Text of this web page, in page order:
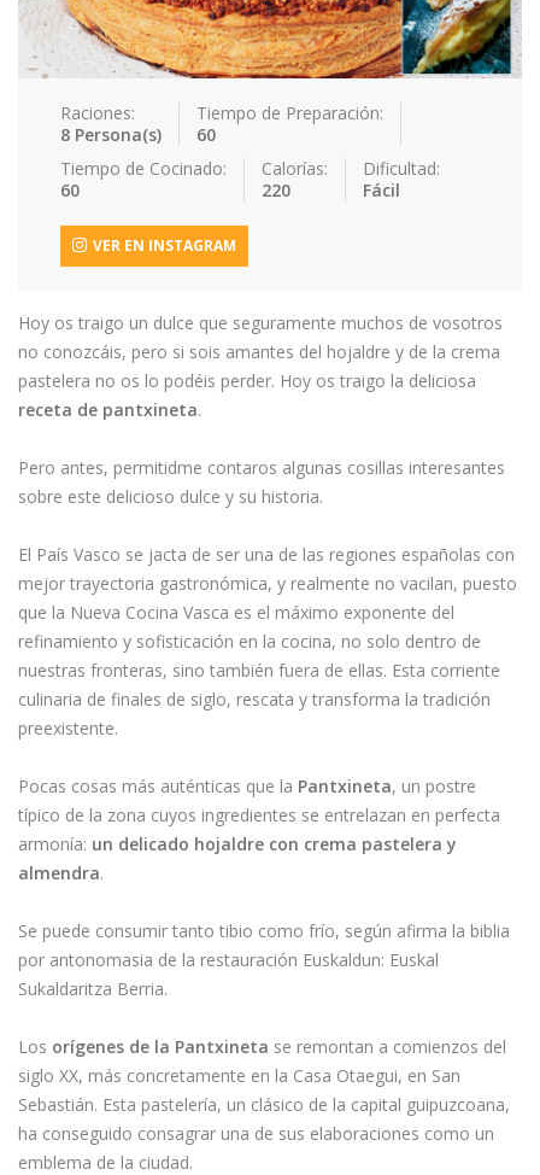
Raciones:
8 Persona(s)
Tiempo de Preparación:
60
Tiempo de Cocinado:
60
Calorías:
220
Dificultad:
Fácil
VER EN INSTAGRAM
Hoy os traigo un dulce que seguramente muchos de vosotros
no conozcáis, pero si sois amantes del hojaldre y de la crema
pastelera no os lo podéis perder. Hoy os traigo la deliciosa
receta de pantxineta.
Pero antes, permitidme contaros algunas cosillas interesantes
sobre este delicioso dulce y su historia.
El País Vasco se jacta de ser una de las regiones españolas con
mejor trayectoria gastronómica, y realmente no vacilan, puesto
que la Nueva Cocina Vasca es el máximo exponente del
refinamiento y sofisticación en la cocina, no solo dentro de
nuestras fronteras, sino también fuera de ellas. Esta corriente
culinaria de finales de siglo, rescata y transforma la tradición
preexistente.
Pocas cosas más auténticas que la Pantxineta, un postre
típico de la zona cuyos ingredientes se entrelazan en perfecta
armonía: un delicado hojaldre con crema pastelera y
almendra.
Se puede consumir tanto tibio como frío, según afirma la biblia
por antonomasia de la restauración Euskaldun: Euskal
Sukaldaritza Berria.
Los orígenes de la Pantxineta se remontan a comienzos del
siglo XX, más concretamente en la Casa Otaegui, en San
Sebastián. Esta pastelería, un clásico de la capital guipuzcoana,
ha conseguido consagrar una de sus elaboraciones como un
emblema de la ciudad.